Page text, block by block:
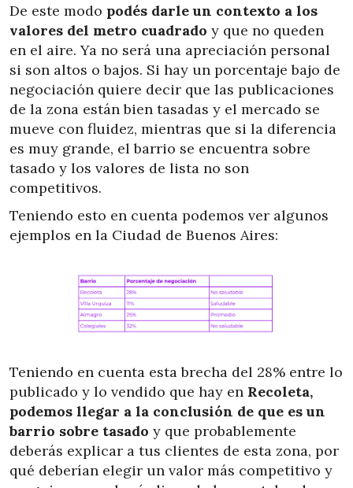
De este modo podés darle un contexto a los
valores del metro cuadrado y que no queden
en el aire. Ya no será una apreciación personal
si son altos o bajos. Si hay un porcentaje bajo de
negociación quiere decir que las publicaciones
de la zona están bien tasadas y el mercado se
mueve con fluidez, mientras que si la diferencia
es muy grande, el barrio se encuentra sobre
tasado y los valores de lista no son
competitivos.
Teniendo esto en cuenta podemos ver algunos
ejemplos en la Ciudad de Buenos Aires:
Teniendo en cuenta esta brecha del 28% entre lo
publicado y lo vendido que hay en Recoleta,
podemos llegar a la conclusión de que es un
barrio sobre tasado y que probablemente
deberás explicar a tus clientes de esta zona, por
qué deberían elegir un valor más competitivo y